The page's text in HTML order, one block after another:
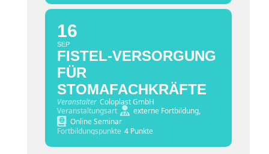
16
SEP
FISTEL-VERSORGUNG
FÜR
STOMAFACHKRÄFTE
Veranstalter Coloplast GmbH
Veranstaltungsart
externe Fortbildung,
Online Seminar
Fortbildungspunkte 4 Punkte